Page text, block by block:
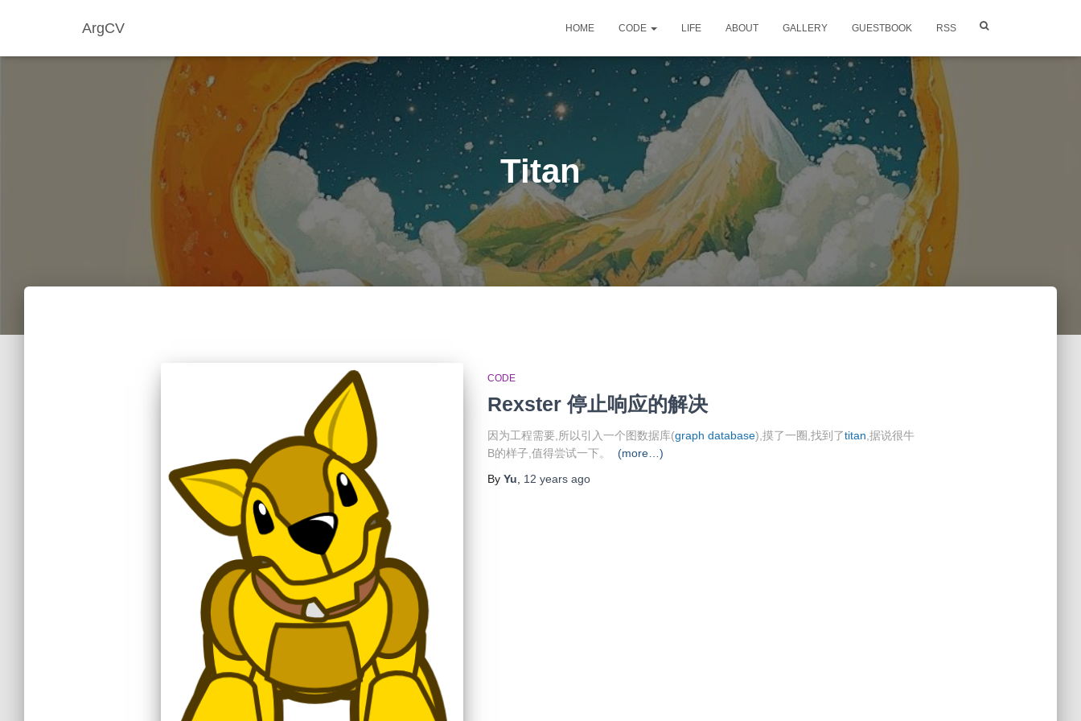
ArgCV HOME CODE LIFE ABOUT GALLERY GUESTBOOK RSS
Titan
CODE
Rexster 停止响应的解决
因为工程需要,所以引入一个图数据库(graph database),摸了一圈,找到了titan ,据说很牛
B的样子,值得尝试一下。
(more…)
By Yu 12 yearsago